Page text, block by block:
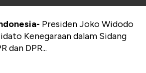
Presiden Joko Widodo
Kenegaraan dalam Sidang
dan DPR...